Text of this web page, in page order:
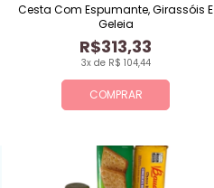
COMPRAR
3x de R$ 104,44
R$313,33
Cesta Com Espumante, Girassóis E
Geleia